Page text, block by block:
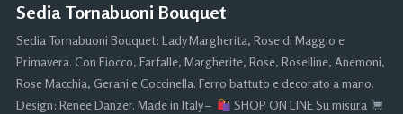
Sedia Tornabuoni Bouquet
Sedia Tornabuoni Bouquet: Lady Margherita, Rose di Maggio e
Primavera. Con Fiocco, Farfalle, Margherite, Rose, Roselline, Anemoni,
Rose Macchia, Gerani e Coccinella. Ferro battuto e decorato a mano.
Design: Renee Danzer. Made in Italy –
SHOP ON LINE Su misura